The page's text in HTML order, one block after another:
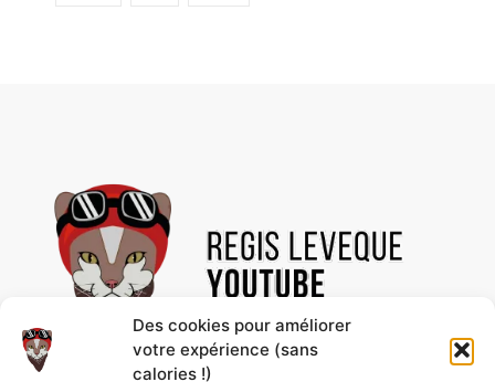
Des cookies pour améliorer
votre expérience (sans
calories !)